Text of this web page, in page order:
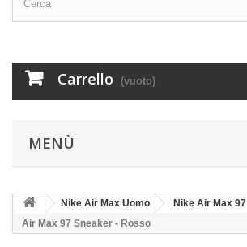
Carrello (vuoto)
MENÙ
Nike Air Max Uomo Nike Air Max 97
Air Max 97 Sneaker - Rosso